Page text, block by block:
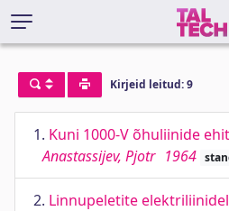
Kirjeid leitud: 9
1. Kuni 1000-V õhuliinide
Anastassijev, Pjotr 1964
2. Linnupeletite